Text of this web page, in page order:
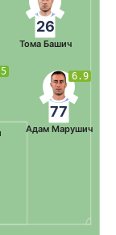
6.9
77
Адам Марушич
26
Тома Башич